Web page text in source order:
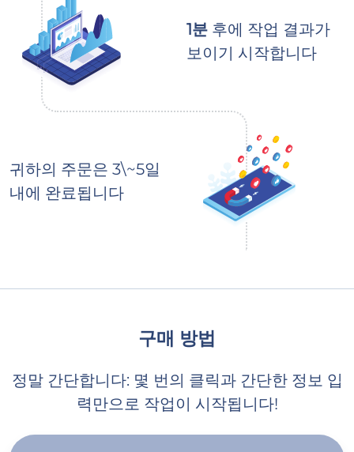
1분 후에 작업 결과가
보이기 시작합니다
귀하의 주문은 3\~5일
내에 완료됩니다
구매 방법
정말 간단합니다: 몇 번의 클릭과 간단한 정보 입
력만으로 작업이 시작됩니다!